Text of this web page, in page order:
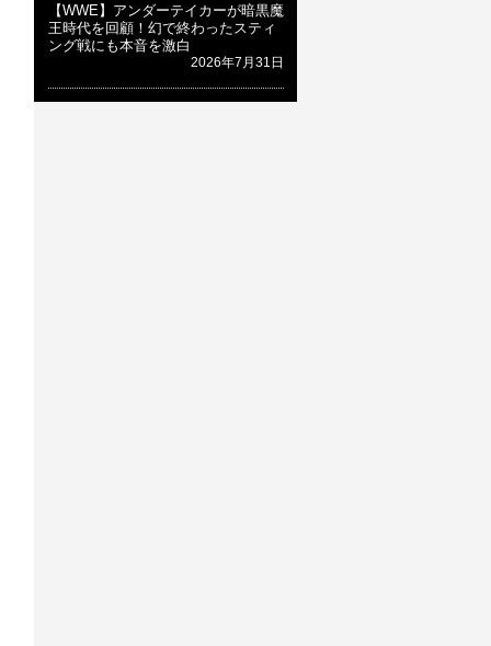
【WWE】アンダーテイカーが暗黒魔
王時代を回顧！幻で終わったスティ
ング戦にも本音を激白
2026年7月31日